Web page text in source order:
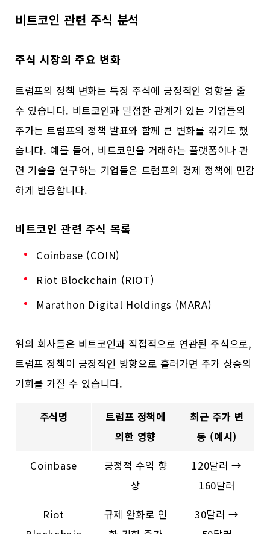
비트코인 관련 주식 분석
주식 시장의 주요 변화
트럼프의 정책 변화는 특정 주식에 긍정적인 영향을 줄
수 있습니다. 비트코인과 밀접한 관계가 있는 기업들의
주가는 트럼프의 정책 발표와 함께 큰 변화를 겪기도 했
습니다. 예를 들어, 비트코인을 거래하는 플랫폼이나 관
련 기술을 연구하는 기업들은 트럼프의 경제 정책에 민감
하게 반응합니다.
비트코인 관련 주식 목록
Coinbase (COIN)
Riot Blockchain (RIOT)
Marathon Digital Holdings (MARA)
위의 회사들은 비트코인과 직접적으로 연관된 주식으로,
트럼프 정책이 긍정적인 방향으로 흘러가면 주가 상승의
기회를 가질 수 있습니다.
주식명
트럼프 정책에
의한 영향
최근 주가 변
동 (예시)
Coinbase
긍정적 수익 향
상
120달러 →
160달러
Riot
규제 완화로 인
30달러 →